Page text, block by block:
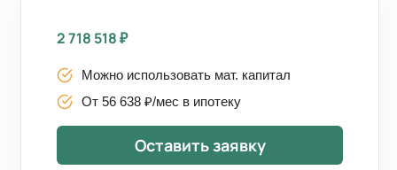
2 718 518₽
Можно использовать мат. капитал
От 56 638 ₽/мес в ипотеку
Оставить заявку